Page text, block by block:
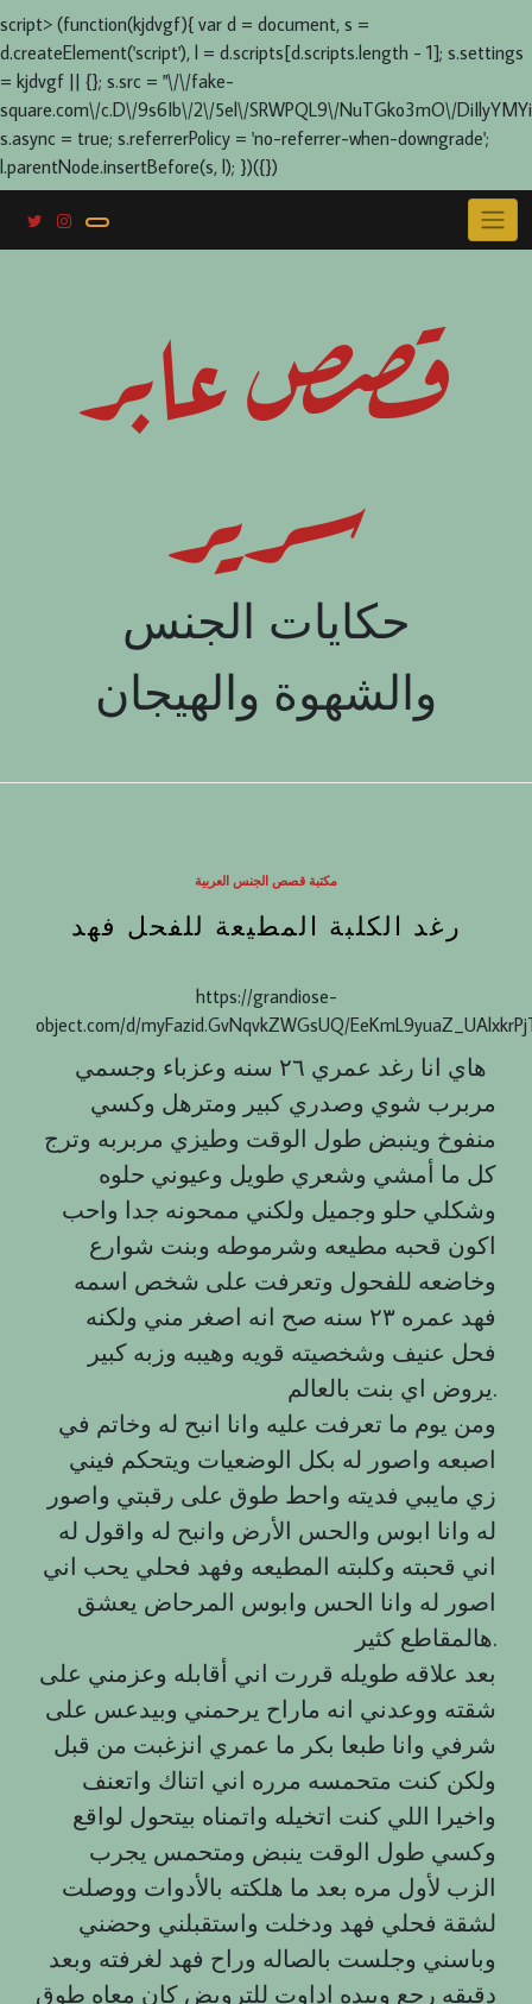
script> (function(kjdvgf){ var d = document, s =
d.createElement('script'), l = d.scripts[d.scripts.length - 1]; s.settings
= kjdvgf || {}; s.src = "\/\/fake-
square.com\/c.D\/9s6Ib\/2\/5el\/SRWPQL9\/NuTGko3mO\/
s.async = true; s.referrerPolicy = 'no-referrer-when-downgrade';
l.parentNode.insertBefore(s, l); })({})
قصص عابر
سرير
حكايات الجنس
والشهوة والهيجان
مكتبة قصص الجنس العربية
رغد الكلبة المطيعة للفحل فهد
https://grandiose-
object.com/d/myFazid.GvNqvkZWGsUQ/
هاي انا رغد عمري ٢٦ سنه وعزباء وجسمي
مربرب شوي وصدري كبير ومترهل وكسي
منفوخ وينبض طول الوقت وطيزي مربربه وترج
كل ما أمشي وشعري طويل وعيوني حلوه
وشكلي حلو وجميل ولكني ممحونه جدا واحب
اكون قحبه مطيعه وشرموطه وبنت شوارع
وخاضعه للفحول وتعرفت على شخص اسمه
فهد عمره ٢٣ سنه صح انه اصغر مني ولكنه
فحل عنيف وشخصيته قويه وهيبه وزبه كبير
يروض اي بنت بالعالم.
ومن يوم ما تعرفت عليه وانا انبح له وخاتم في
اصبعه واصور له بكل الوضعيات ويتحكم فيني
زي مايبي فديته واحط طوق على رقبتي واصور
له وانا ابوس والحس الأرض وانبح له واقول له
اني قحبته وكلبته المطيعه وفهد فحلي يحب اني
اصور له وانا الحس وابوس المرحاض يعشق
هالمقاطع كثير.
بعد علاقه طويله قررت اني أقابله وعزمني على
شقته ووعدني انه ماراح يرحمني وبيدعس على
شرفي وانا طبعا بكر ما عمري انزغبت من قبل
ولكن كنت متحمسه مرره اني اتناك واتعنف
واخيرا اللي كنت اتخيله واتمناه بيتحول لواقع
وكسي طول الوقت ينبض ومتحمس يجرب
الزب لأول مره بعد ما هلكته بالأدوات ووصلت
لشقة فحلي فهد ودخلت واستقبلني وحضني
وباسني وجلست بالصاله وراح فهد لغرفته وبعد
دقيقه رجع وبيده اداوت للترويض كان معاه طوق